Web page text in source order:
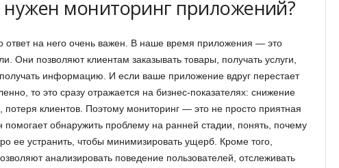
мониторинг приложений?
ответ на него очень важен. В наше время приложения — это
Они позволяют клиентам заказывать товары, получать услуги,
информацию. И если ваше приложение вдруг перестает
то это сразу отражается на бизнес-показателях: снижение
потеря клиентов. Поэтому мониторинг — это не просто приятная
обнаружить проблему на ранней стадии, понять, почему
ее устранить, чтобы минимизировать ущерб. Кроме того,
анализировать поведение пользователей, отслеживать